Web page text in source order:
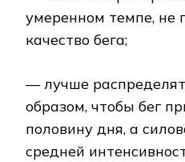
умеренном темпе, не
качество бега;
— лучше
образом, чтобы бег
половину дня, а
средней